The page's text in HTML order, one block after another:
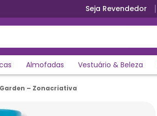
Seja Revendedor
Almofadas Vestuário & Beleza
– Zonacriativa